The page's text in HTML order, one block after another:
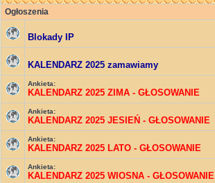
Ogłoszenia
Blokady IP
KALENDARZ 2025 zamawiamy
Ankieta:
KALENDARZ 2025 ZIMA - GŁOSOWANIE
Ankieta:
KALENDARZ 2025 JESIEŃ - GŁOSOWANIE
Ankieta:
KALENDARZ 2025 LATO - GŁOSOWANIE
Ankieta:
KALENDARZ 2025 WIOSNA - GŁOSOWANIE